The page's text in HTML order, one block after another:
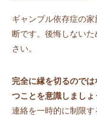
ギャンブル依存症の
断です。後悔しない
さい。
完全に縁を切るので
つことを意識しましょ
連絡を一時的に制限